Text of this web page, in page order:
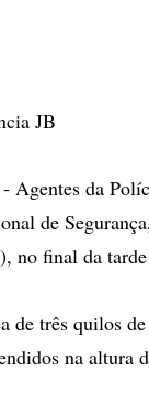
JB
Agentes da
de
no final da
de três quilos
na altura